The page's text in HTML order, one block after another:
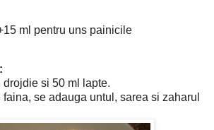
ml pentru uns painicile
si 50 ml lapte.
faina, se adauga untul, sarea si zaharul